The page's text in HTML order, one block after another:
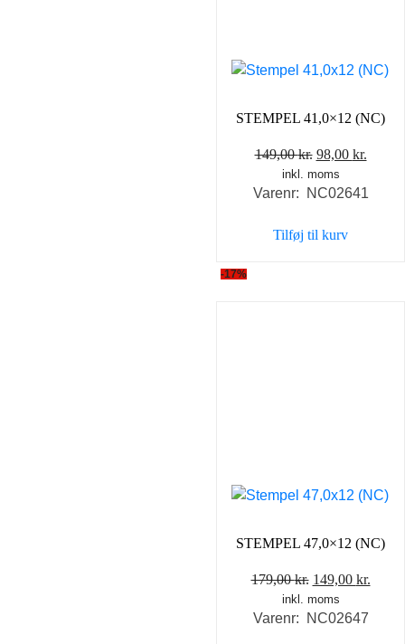
STEMPEL 41,0×12 (NC)
149,00kr. Den
oprindelige
pris
149,00 kr..
98,00 kr.
pris
inkl. moms
Varenr: NC02641
Tilføj til kurv
-17%
STEMPEL 47,0×12 (NC)
179,00kr. Den
oprindelige
pris
149,00 kr.
inkl. moms
Varenr: NC02647